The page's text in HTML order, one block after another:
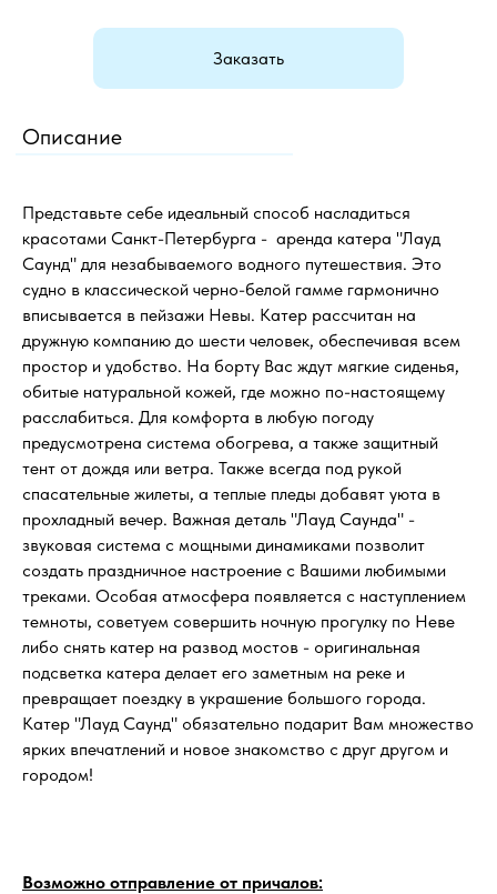
Описание
Заказать
Представьте себе идеальный способ насладиться
красотами Санкт-Петербурга - аренда катера "Лауд
Саунд" для незабываемого водного путешествия. Это
судно в классической черно-белой гамме гармонично
вписывается в пейзажи Невы. Катер рассчитан на
дружную компанию до шести человек, обеспечивая всем
простор и удобство. На борту Вас ждут мягкие сиденья,
обитые натуральной кожей, где можно по-настоящему
расслабиться. Для комфорта в любую погоду
предусмотрена система обогрева, а также защитный
тент от дождя или ветра. Также всегда под рукой
спасательные жилеты, а теплые пледы добавят уюта в
прохладный вечер. Важная деталь "Лауд Саунда" -
звуковая система с мощными динамиками позволит
создать праздничное настроение с Вашими любимыми
треками. Особая атмосфера появляется с наступлением
темноты, советуем совершить ночную прогулку по Неве
либо снять катер на развод мостов - оригинальная
подсветка катера делает его заметным на реке и
превращает поездку в украшение большого города.
Катер "Лауд Саунд" обязательно подарит Вам множество
ярких впечатлений и новое знакомство с друг другом и
городом!
Возможно отправление от причалов: